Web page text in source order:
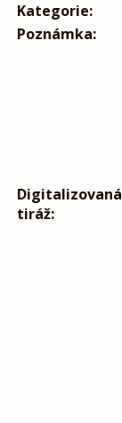
Kategorie:
Poznámka:
Digitalizovaná
tiráž: